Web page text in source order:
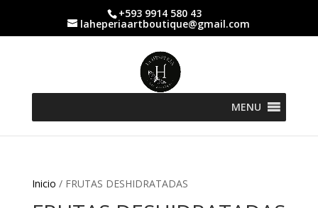
+593 9914 580 43
laheperiaartboutique@gmail.com
MENU
Inicio / FRUTAS DESHIDRATADAS